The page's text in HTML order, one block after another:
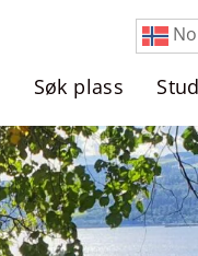
Søk plass